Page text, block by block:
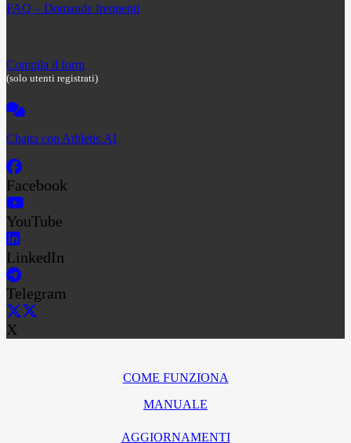
FAQ – Domande frequenti
Compila il form
(solo utenti registrati)
Chatta con Athletis.AI
Facebook
YouTube
LinkedIn
Telegram
X
COME FUNZIONA
MANUALE
AGGIORNAMENTI